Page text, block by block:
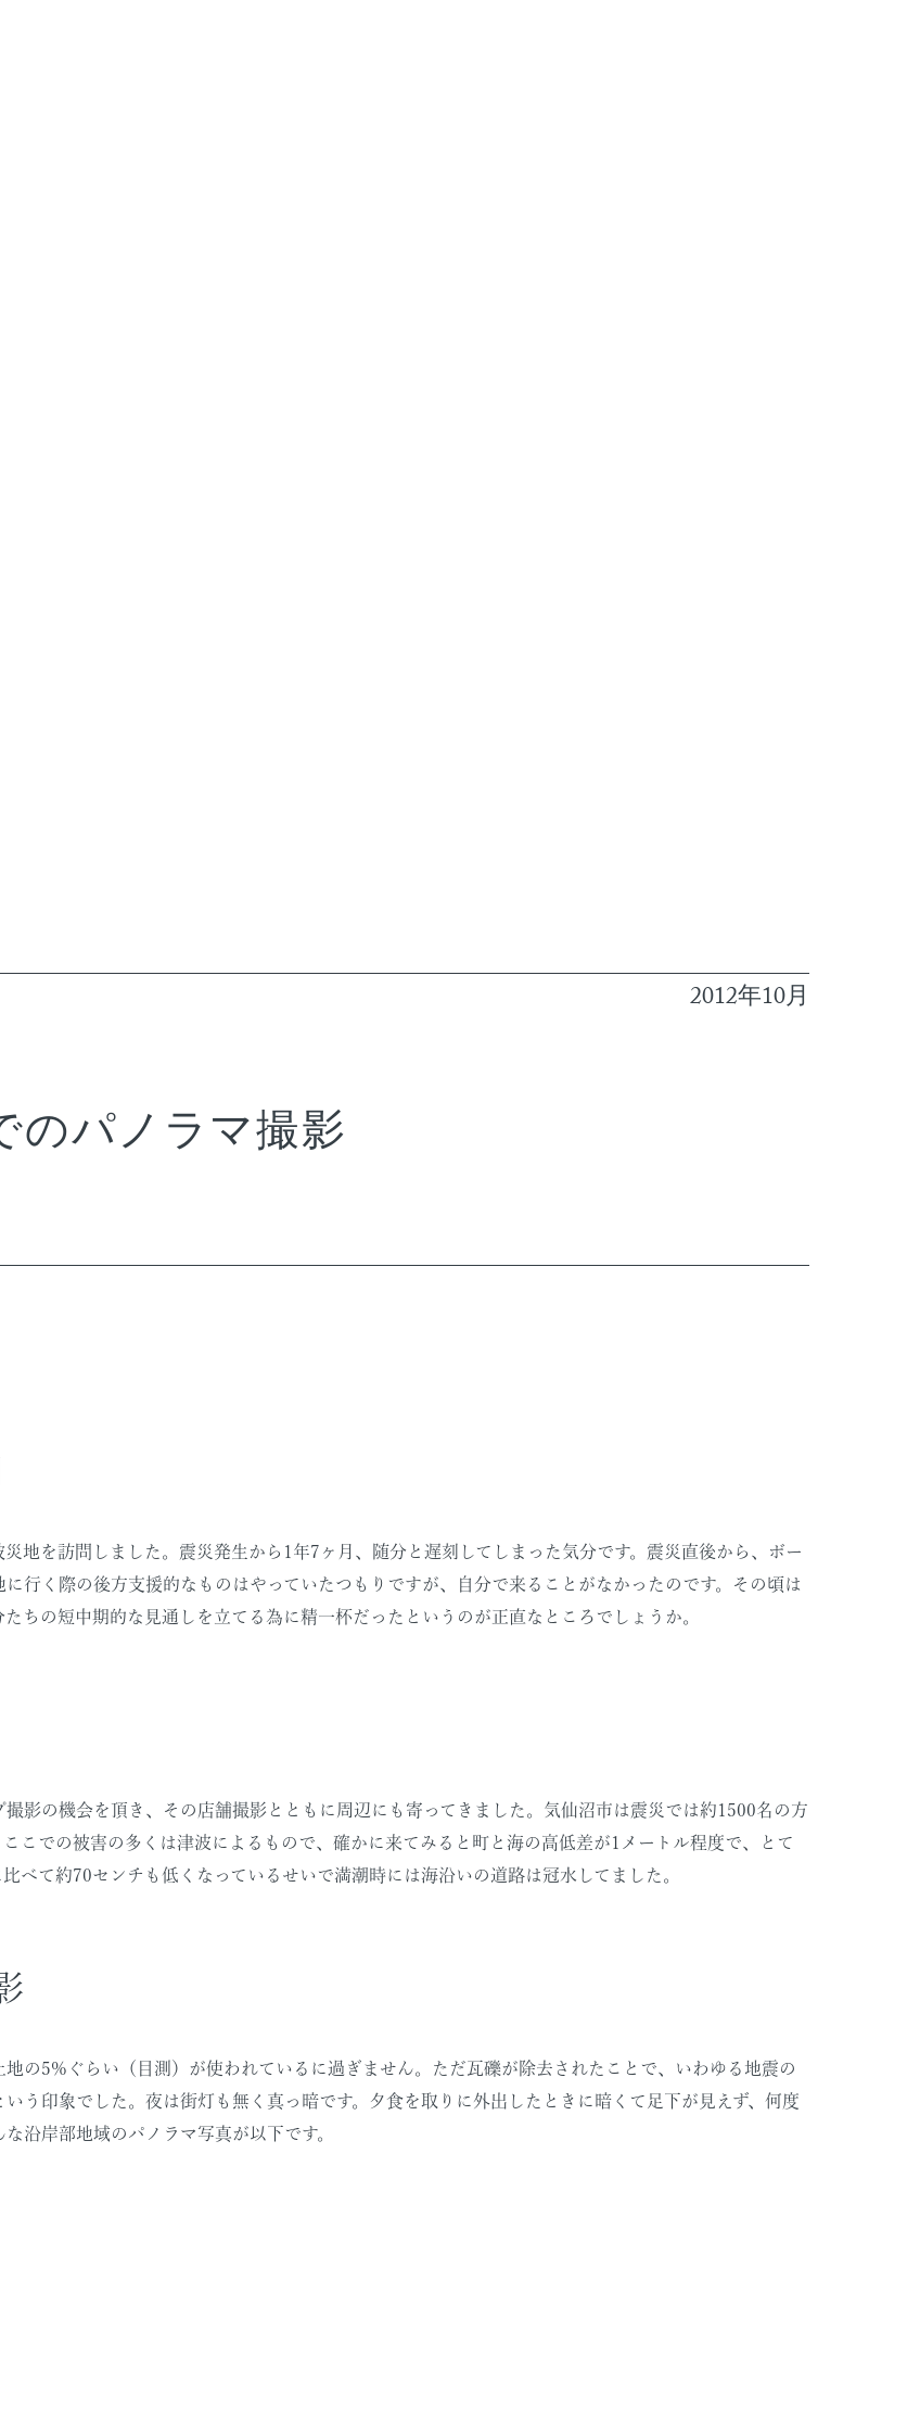
のパノラマ撮影
2012年10月
地を訪問しました。震災発生から1年7ヶ月、随分と遅刻してしまった気分です。震災直後から、ボー
行く際の後方支援的なものはやっていたつもりですが、自分で来ることがなかったのです。その頃は
ちの短中期的な見通しを立てる為に精一杯だったというのが正直なところでしょうか。
影の機会を頂き、その店舗撮影とともに周辺にも寄ってきました。気仙沼市は震災では約1500名の方
こでの被害の多くは津波によるもので、確かに来てみると町と海の高低差が1メートル程度で、とて
べて約70センチも低くなっているせいで満潮時には海沿いの道路は冠水してました。
の5%ぐらい（目測）が使われているに過ぎません。ただ瓦礫が除去されたことで、いわゆる地震の
う印象でした。夜は街灯も無く真っ暗です。夕食を取りに外出したときに暗くて足下が見えず、何度
沿岸部地域のパノラマ写真が以下です。